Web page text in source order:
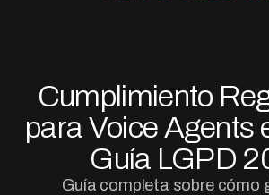
Cumplimiento
para Voice Agents
Guía LGPD
Guía completa sobre cómo